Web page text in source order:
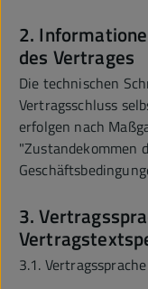
2.
des Vertrages
Die technischen
Vertragsschluss
erfolgen nach
"Zustandekommen
3.
3.1.